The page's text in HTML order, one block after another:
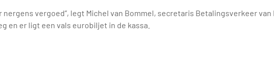
vergoed’’, legt Michel van Bommel, secretaris Betalingsverkeer
en er ligt een vals eurobiljet in de kassa.